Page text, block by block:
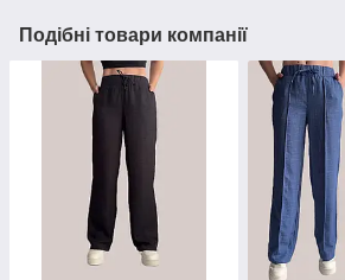
Подібні товари компанії